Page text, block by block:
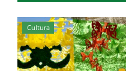
Cultura